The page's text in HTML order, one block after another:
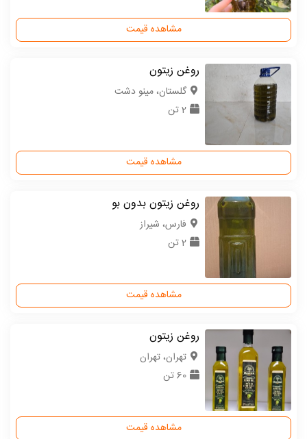
مشاهده قیمت
روغن زیتون
گلستان، مینو دشت
2 تن
مشاهده قیمت
روغن زیتون بدون بو
فارس، شیراز
2 تن
مشاهده قیمت
روغن زیتون
تهران، تهران
60 تن
مشاهده قیمت